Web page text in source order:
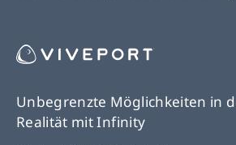
Unbegrenzte Möglichkeiten in
Realität mit Infinity